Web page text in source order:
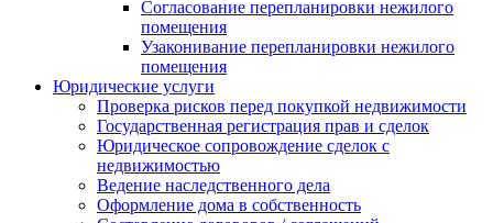
Согласование перепланировки нежилого
помещения
Узаконивание перепланировки нежилого
помещения
Юридические услуги
Проверка рисков перед покупкой недвижимости
Государственная регистрация прав и сделок
Юридическое сопровождение сделок с
недвижимостью
Ведение наследственного дела
Оформление дома в собственность